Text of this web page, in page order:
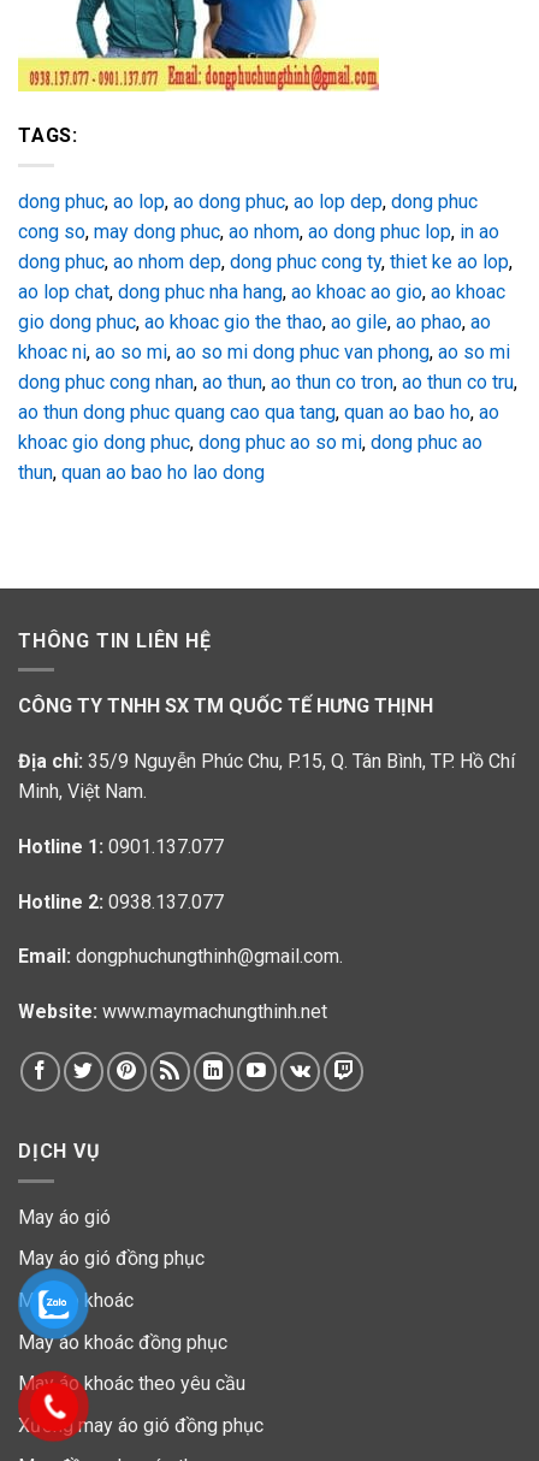
TAGS:
dong phuc, ao lop, ao dong phuc, ao lop dep, dong phuc
cong so, may dong phuc, ao nhom, ao dong phuc lop, in ao
dong phuc, ao nhom dep, dong phuc cong ty, thiet ke ao lop,
ao lop chat, dong phuc nha hang, ao khoac ao gio, ao khoac
gio dong phuc, ao khoac gio the thao, ao gile, ao phao, ao
khoac ni, ao so mi, ao so mi dong phuc van phong, ao so mi
dong phuc cong nhan, ao thun, ao thun co tron, ao thun co tru,
ao thun dong phuc quang cao qua tang, quan ao bao ho, ao
khoac gio dong phuc, dong phuc ao so mi, dong phuc ao
thun, quan ao bao ho lao dong
THÔNG TIN LIÊN HỆ
CÔNG TY TNHH SX TM QUỐC TẾ HƯNG THỊNH
Địa chỉ: 35/9 Nguyễn Phúc Chu, P.15, Q. Tân Bình, TP. Hồ Chí
Minh, Việt Nam.
Hotline 1: 0901.137.077
Hotline 2: 0938.137.077
Email: dongphuchungthinh@gmail.com.
Website: www.maymachungthinh.net
DỊCH VỤ
May áo gió
May áo gió đồng phục
May áo khoác
May áo khoác đồng phục
May áo khoác theo yêu cầu
Xưởng may áo gió đồng phục